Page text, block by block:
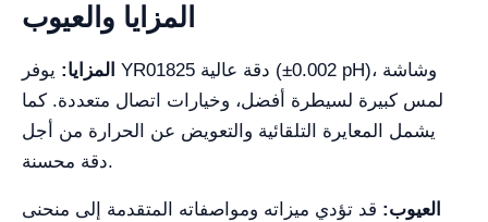
المزايا والعيوب
المزايا: يوفر YR01825 دقة عالية (±0.002 pH)، وشاشة
لمس كبيرة لسيطرة أفضل، وخيارات اتصال متعددة. كما
يشمل المعايرة التلقائية والتعويض عن الحرارة من أجل
دقة محسنة.
العيوب: قد تؤدي ميزاته ومواصفاته المتقدمة إلى منحنى